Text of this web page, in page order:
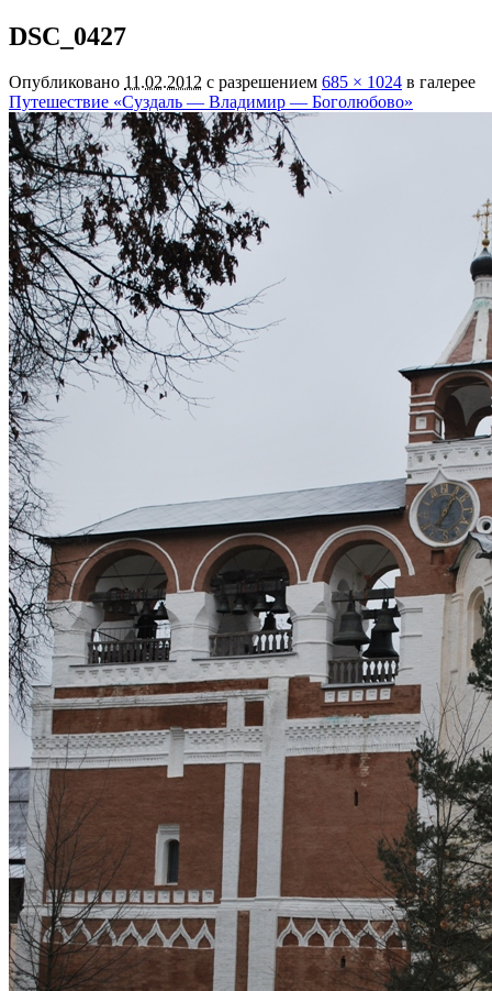
DSC_0427
Опубликовано 11.02.2012 с разрешением 685 × 1024 в галерее
Путешествие «Суздаль — Владимир — Боголюбово»